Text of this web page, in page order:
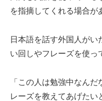
を指摘してくれる場合が
日本語を話す外国人が
い回しやフレーズを使っ
「この人は勉強中なん
レーズを教えてあげたい